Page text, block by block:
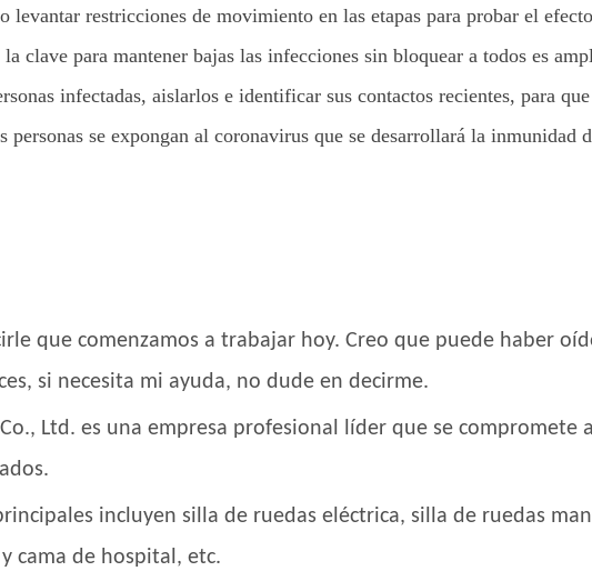
levantar restricciones de movimiento en las etapas para probar el
clave para mantener bajas las infecciones sin bloquear a todos es
infectadas, aislarlos e identificar sus contactos recientes, para
personas se expongan al coronavirus que se desarrollará la inmunidad
que comenzamos a trabajar hoy. Creo que puede haber
si necesita mi ayuda, no dude en decirme.
Ltd. es una empresa profesional líder que se
incluyen silla de ruedas eléctrica, silla de ruedas
cama de hospital, etc.